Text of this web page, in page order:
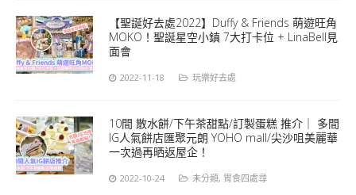
【聖誕好去處2022】Duffy & Friends 萌遊旺角
MOKO！聖誕星空小鎮 7大打卡位 + LinaBell見
面會
2022-11-18 玩樂好去處
10間 散水餅/下午茶甜點/訂製蛋糕 推介｜ 多間
IG人氣餅店匯聚元朗 YOHO mall/尖沙咀美麗華
一次過再晒返屋企！
2022-10-24 未分類, 胃食四處尋